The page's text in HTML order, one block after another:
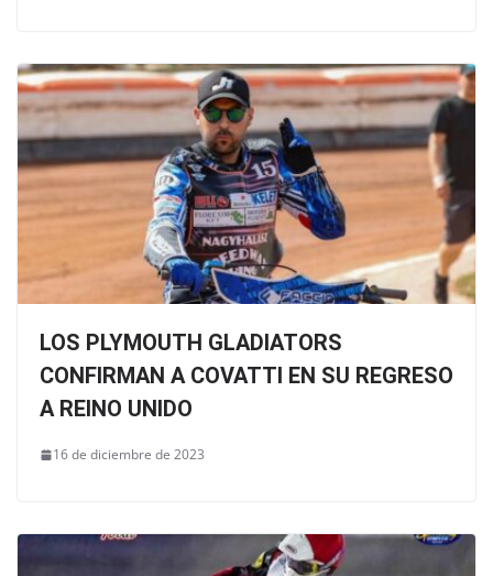
LOS PLYMOUTH GLADIATORS
CONFIRMAN A COVATTI EN SU REGRESO
A REINO UNIDO
16 de diciembre de 2023